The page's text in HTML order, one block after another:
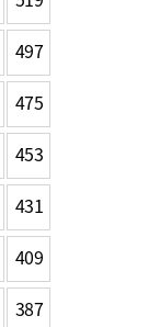
497
475
453
431
409
387